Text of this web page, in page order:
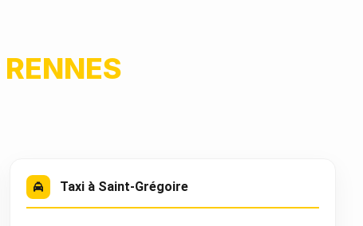
RENNES
Taxi à Saint-Grégoire